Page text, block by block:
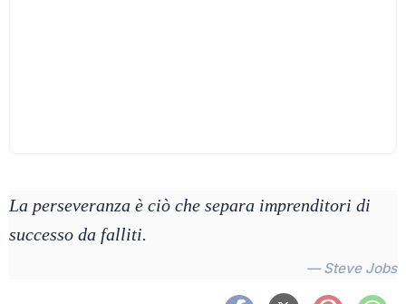
La perseveranza è ciò che separa imprenditori di
successo da falliti.
— Steve Jobs